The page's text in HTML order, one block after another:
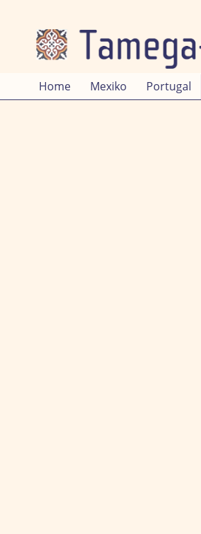
Home Mexiko Portugal